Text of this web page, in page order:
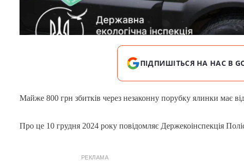
ПІДПИШІТЬСЯ НА НАС В
Майже 800 грн збитків через незаконну порубку ялинки має
Про це 10 грудня 2024 року повідомляє Держекоінспекція
РЕКЛАМА